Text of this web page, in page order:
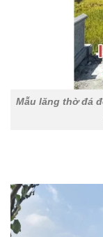
Mẫu lăng thờ đá